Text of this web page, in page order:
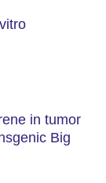
in tumor
Big